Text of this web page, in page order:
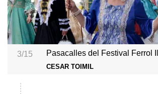
3/15 Pasacalles del Festival Ferrol
CESAR TOIMIL